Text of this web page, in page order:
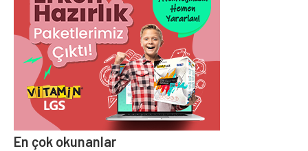
En çok okunanlar